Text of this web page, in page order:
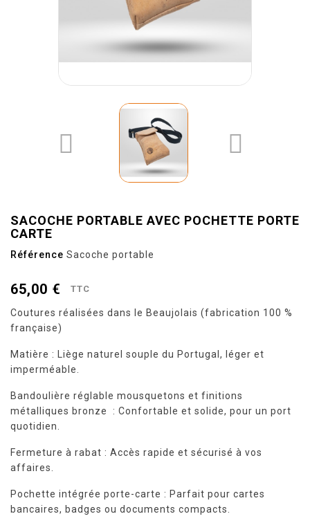
 
SACOCHE PORTABLE AVEC POCHETTE PORTE
CARTE
Référence Sacoche portable
65,00 € TTC
Coutures réalisées dans le Beaujolais (fabrication 100 %
française)
Matière : Liège naturel souple du Portugal, léger et
imperméable.
Bandoulière réglable mousquetons et finitions
métalliques bronze : Confortable et solide, pour un port
quotidien.
Fermeture à rabat : Accès rapide et sécurisé à vos
affaires.
Pochette intégrée porte-carte : Parfait pour cartes
bancaires, badges ou documents compacts.